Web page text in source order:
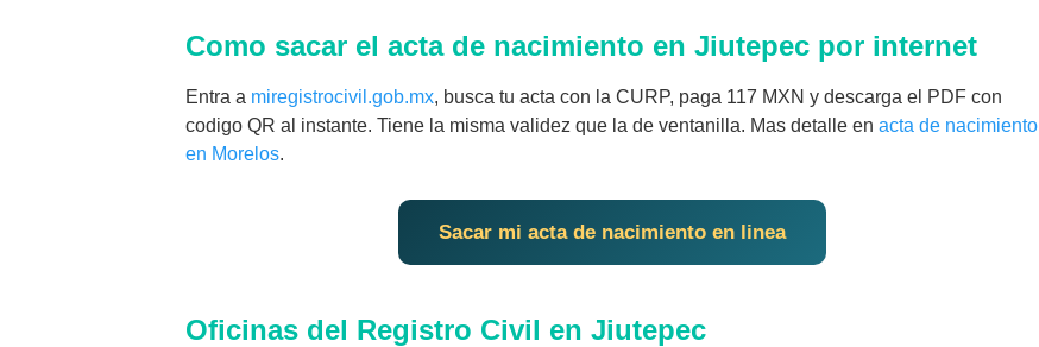
Como sacar el acta de nacimiento en Jiutepec por internet
Entra a miregistrocivil.gob.mx, busca tu acta con la CURP, paga 117 MXN y descarga el PDF con
codigo QR al instante. Tiene la misma validez que la de ventanilla. Mas detalle en acta de nacimiento
en Morelos.
Sacar mi acta de nacimiento en linea
Oficinas del Registro Civil en Jiutepec